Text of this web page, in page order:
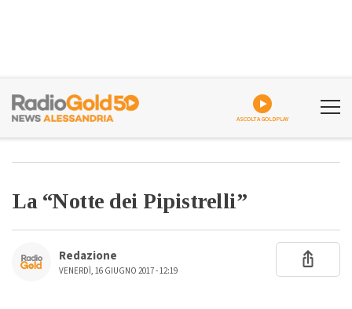
ASCOLTA GOLDPLAY
La “Notte dei Pipistrelli”
Redazione
VENERDÌ, 16 GIUGNO 2017 - 12:19